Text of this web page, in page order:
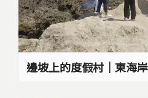
邊坡上的度假村｜東海